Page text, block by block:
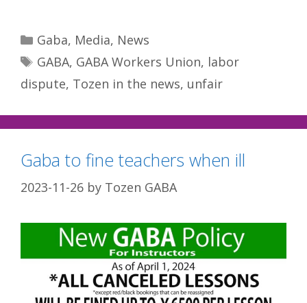
Categories
Gaba, Media, News
Tags
GABA, GABA Workers Union, labor
dispute, Tozen in the news, unfair
Gaba to fine teachers when ill
2023-11-26 by Tozen GABA